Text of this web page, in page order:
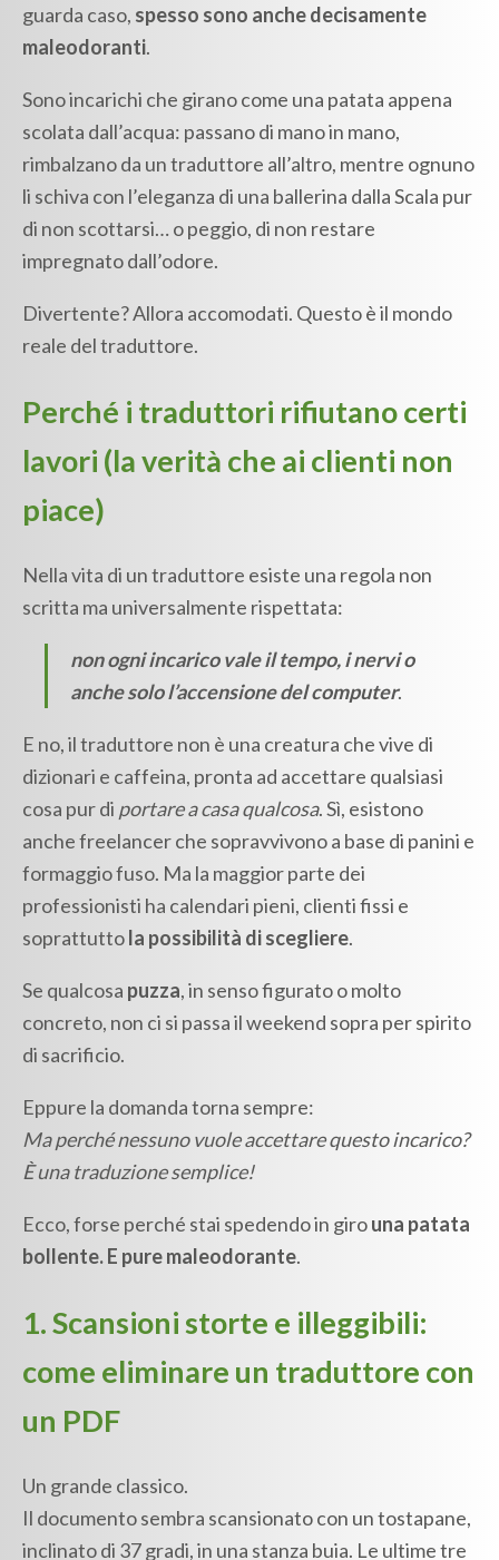
guarda caso, spesso sono anche decisamente
maleodoranti.
Sono incarichi che girano come una patata appena
scolata dall’acqua: passano di mano in mano,
rimbalzano da un traduttore all’altro, mentre ognuno
li schiva con l’eleganza di una ballerina dalla Scala pur
di non scottarsi… o peggio, di non restare
impregnato dall’odore.
Divertente? Allora accomodati. Questo è il mondo
reale del traduttore.
Perché i traduttori rifiutano certi
lavori (la verità che ai clienti non
piace)
Nella vita di un traduttore esiste una regola non
scritta ma universalmente rispettata:
non ogni incarico vale il tempo, i nervi o
anche solo l’accensione del computer.
E no, il traduttore non è una creatura che vive di
dizionari e caffeina, pronta ad accettare qualsiasi
cosa pur di portare a casa qualcosa. Sì, esistono
anche freelancer che sopravvivono a base di panini e
formaggio fuso. Ma la maggior parte dei
professionisti ha calendari pieni, clienti fissi e
soprattuttola possibilità di scegliere.
Se qualcosa puzza, in senso figurato o molto
concreto, non ci si passa il weekend sopra per spirito
di sacrificio.
Eppure la domanda torna sempre:
Ma perché nessuno vuole accettare questo incarico?
È una traduzione semplice!
Ecco, forse perché stai spedendo in girouna patata
bollente. E pure maleodorante.
1. Scansioni storte e illeggibili:
come eliminare un traduttore con
un PDF
Un grande classico.
Il documento sembra scansionato con un tostapane,
inclinato di 37 gradi, in una stanza buia. Le ultime tre